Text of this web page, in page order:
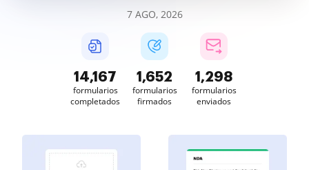
7 AGO, 2026
14,168
formularios
completados
1,652
formularios
firmados
1,299
formularios
enviados